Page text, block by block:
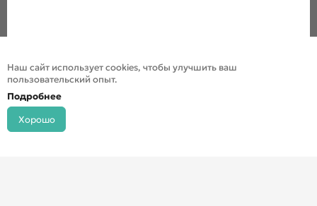
Наш сайт использует cookies, чтобы улучшить ваш
пользовательский опыт.
Подробнее
Хорошо